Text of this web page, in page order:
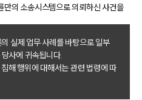
개
의 소송시스템으로 의뢰하신 사건을
실제 업무 사례를 바탕으로 일부
사에 귀속됩니다.
해 행위에 대해서는 관련 법령에 따